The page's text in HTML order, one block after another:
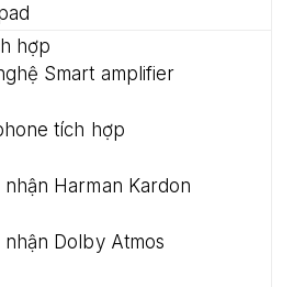
hợp
Smart amplifier
tích hợp
Harman Kardon
Dolby Atmos